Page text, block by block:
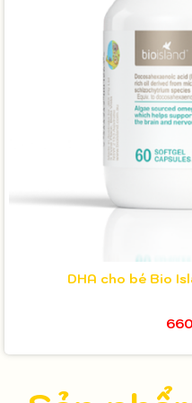
DHA cho bé Bio